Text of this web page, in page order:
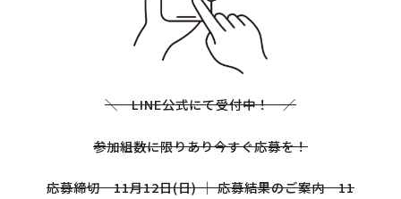
＼ LINE公式にて受付中！ ／
参加組数に限りあり今すぐ応募を！
応募締切 11月12日(日) ｜ 応募結果のご案内 11